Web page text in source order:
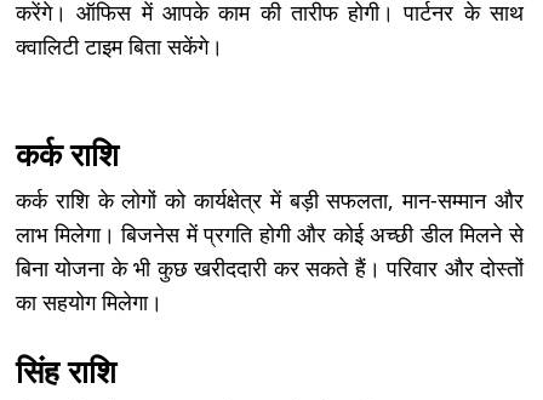
करेंगे। ऑफिस में आपके काम की तारीफ होगी। पार्टनर के साथ
क्वालिटी टाइम बिता सकेंगे।
कर्क राशि
कर्क राशि के लोगों को कार्यक्षेत्र में बड़ी सफलता, मान-सम्मान और
लाभ मिलेगा। बिजनेस में प्रगति होगी और कोई अच्छी डील मिलने से
बिना योजना के भी कुछ खरीददारी कर सकते हैं। परिवार और दोस्तों
का सहयोग मिलेगा।
सिंह राशि